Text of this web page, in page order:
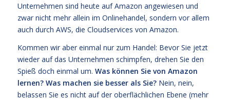
Unternehmen sind heute auf Amazon angewiesen und
zwar nicht mehr allein im Onlinehandel, sondern vor allem
auch durch AWS, die Cloudservices von Amazon.
Kommen wir aber einmal nur zum Handel: Bevor Sie jetzt
wieder auf das Unternehmen schimpfen, drehen Sie den
Spieß doch einmal um. Was können Sie von Amazon
lernen? Was machen sie besser als Sie?Nein, nein,
belassen Sie es nicht auf der oberflächlichen Ebene (mehr